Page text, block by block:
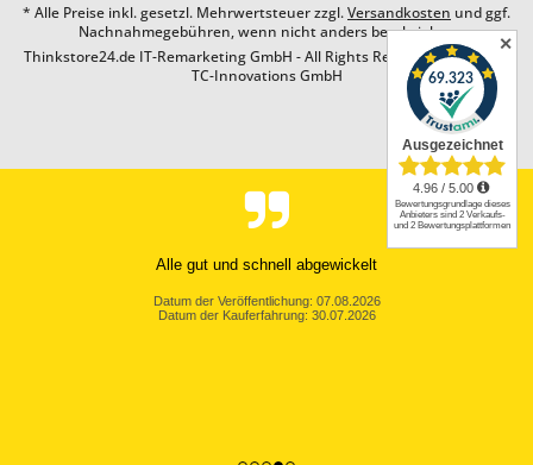
* Alle Preise inkl. gesetzl. Mehrwertsteuer zzgl.Versandkosten und ggf.
Nachnahmegebühren, wenn nicht anders beschrieben
Thinkstore24.de IT-Remarketing GmbH - All Rights Reserved. Design by
TC-Innovations GmbH
Alle gut und schnell abgewickelt
Datum der Veröffentlichung: 07.08.2026
Datum der Kauferfahrung: 30.07.2026
✕